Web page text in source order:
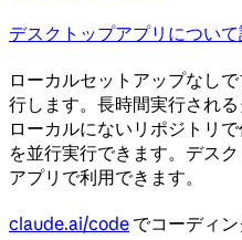
デスクトップアプリについ
ローカルセットアップなし
行します。長時間実行され
ローカルにないリポジトリ
を並行実行できます。デス
アプリで利用できます。
claude.ai/code でコーディン